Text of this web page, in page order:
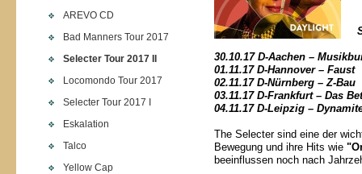
AREVO CD
Bad Manners Tour 2017
Selecter Tour 2017 II
Locomondo Tour 2017
Selecter Tour 2017 I
Eskalation
Talco
Yellow Cap
30.10.17 D-Aachen –
01.11.17 D-Hannover – Faust
02.11.17 D-Nürnberg – Z-Bau
03.11.17 D-Frankfurt – Das
04.11.17 D-Leipzig –
The Selecter sind eine der
Bewegung und ihre Hits wie
beeinflussen noch nach